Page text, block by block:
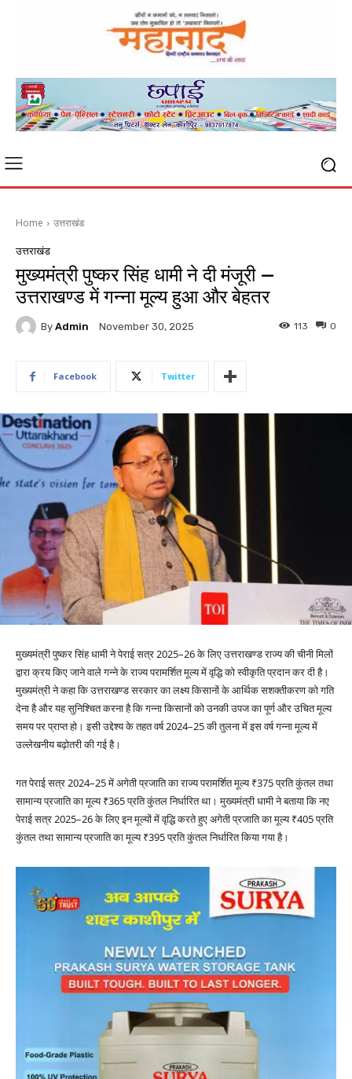
Home उत्तराखंड
उत्तराखंड
मुख्यमंत्री पुष्कर सिंह धामी ने दी मंजूरी —
उत्तराखण्ड में गन्ना मूल्य हुआ और बेहतर
By Admin November 30, 2025 0
113
Facebook Twitter
मुख्यमंत्री पुष्कर सिंह धामी ने पेराई सत्र 2025–26 के लिए उत्तराखण्ड राज्य की चीनी मिलों
द्वारा क्रय किए जाने वाले गन्ने के राज्य परामर्शित मूल्य में वृद्धि को स्वीकृति प्रदान कर दी है।
मुख्यमंत्री ने कहा कि उत्तराखण्ड सरकार का लक्ष्य किसानों के आर्थिक सशक्तीकरण को गति
देना है और यह सुनिश्चित करना है कि गन्ना किसानों को उनकी उपज का पूर्ण और उचित मूल्य
समय पर प्राप्त हो। इसी उद्देश्य के तहत वर्ष 2024–25 की तुलना में इस वर्ष गन्ना मूल्य में
उल्लेखनीय बढ़ोतरी की गई है।
गत पेराई सत्र 2024–25 में अगेती प्रजाति का राज्य परामर्शित मूल्य ₹375 प्रति कुंतल तथा
सामान्य प्रजाति का मूल्य ₹365 प्रति कुंतल निर्धारित था। मुख्यमंत्री धामी ने बताया कि नए
पेराई सत्र 2025–26 के लिए इन मूल्यों में वृद्धि करते हुए अगेती प्रजाति का मूल्य ₹405 प्रति
कुंतल तथा सामान्य प्रजाति का मूल्य ₹395 प्रति कुंतल निर्धारित किया गया है।